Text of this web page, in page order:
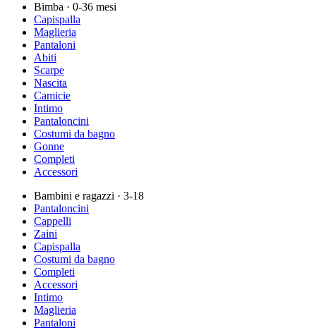
Bimba · 0-36 mesi
Capispalla
Maglieria
Pantaloni
Abiti
Scarpe
Nascita
Camicie
Intimo
Pantaloncini
Costumi da bagno
Gonne
Completi
Accessori
Bambini e ragazzi · 3-18
Pantaloncini
Cappelli
Zaini
Capispalla
Costumi da bagno
Completi
Accessori
Intimo
Maglieria
Pantaloni